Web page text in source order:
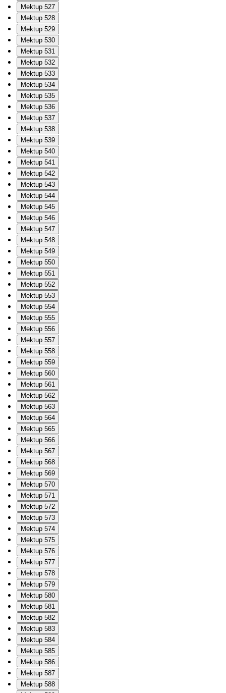
Mektup 527
Mektup 528
Mektup 529
Mektup 530
Mektup 531
Mektup 532
Mektup 533
Mektup 534
Mektup 535
Mektup 536
Mektup 537
Mektup 538
Mektup 539
Mektup 540
Mektup 541
Mektup 542
Mektup 543
Mektup 544
Mektup 545
Mektup 546
Mektup 547
Mektup 548
Mektup 549
Mektup 550
Mektup 551
Mektup 552
Mektup 553
Mektup 554
Mektup 555
Mektup 556
Mektup 557
Mektup 558
Mektup 559
Mektup 560
Mektup 561
Mektup 562
Mektup 563
Mektup 564
Mektup 565
Mektup 566
Mektup 567
Mektup 568
Mektup 569
Mektup 570
Mektup 571
Mektup 572
Mektup 573
Mektup 574
Mektup 575
Mektup 576
Mektup 577
Mektup 578
Mektup 579
Mektup 580
Mektup 581
Mektup 582
Mektup 583
Mektup 584
Mektup 585
Mektup 586
Mektup 587
Mektup 588